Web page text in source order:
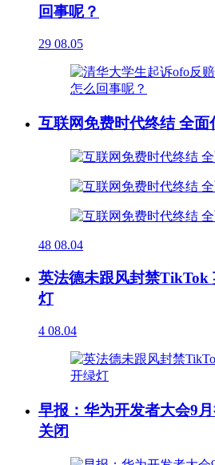
回事呢？
29 08.05
互联网免费时代终结 全面
48 08.04
英法德未跟风封禁TikTok
灯
4 08.04
早报：华为开发者大会9
关闭